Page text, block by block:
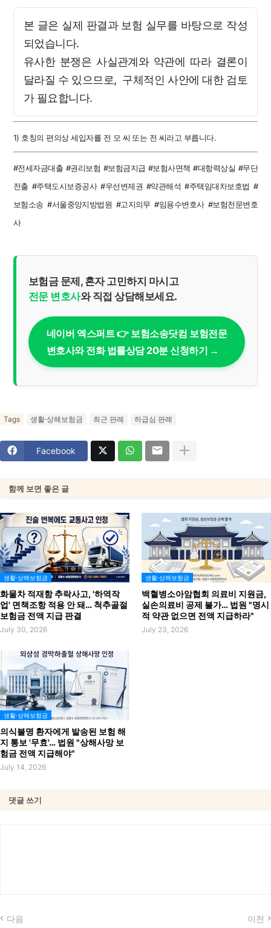
본 글은 실제 판결과 보험 실무를 바탕으로 작성
되었습니다.
유사한 분쟁은 사실관계와 약관에 따라 결론이
달라질 수 있으므로, 구체적인 사안에 대한 검토
가 필요합니다.
1) 호칭의 편의상 세입자를 전 모 씨 또는 전 씨라고 부릅니다.
#전세자금대출 #권리보험 #보험금지급 #보험사면책 #대항력상실 #무단
전출 #주택도시보증공사 #우선변제권 #약관해석 #주택임대차보호법 #
보험소송 #서울중앙지방법원 #고지의무 #임용수변호사 #보험전문변호
사
보험금 문제, 혼자 고민하지 마시고
전문 변호사와 직접 상담해보세요.
네이버 엑스퍼트 👉 보험소송닷컴 보험전문
변호사와 전화 법률상담 20분 신청하기 →
Tags 생활·상해보험금 최근 판례 하급심 판례
Facebook
함께 보면 좋은 글
생활·상해보험금
화물차 적재함 추락사고, '하역작
업' 면책조항 적용 안 돼… 척추골절
보험금 전액 지급 판결
July 30, 2026
생활·상해보험금
백혈병소아암협회 의료비 지원금,
실손의료비 공제 불가… 법원 "명시
적 약관 없으면 전액 지급하라"
July 23, 2026
생활·상해보험금
의식불명 환자에게 발송된 보험 해
지 통보 '무효'… 법원 "상해사망 보
험금 전액 지급해야"
July 14, 2026
댓글 쓰기
다음 이전